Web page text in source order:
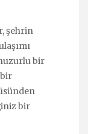
şehrin
bir
bir